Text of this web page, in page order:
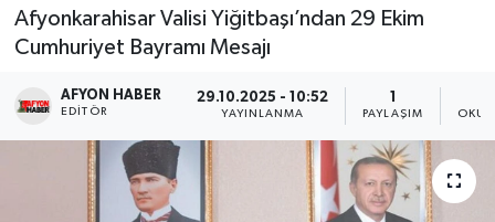
Afyonkarahisar Valisi Yiğitbaşı’ndan 29 Ekim
Cumhuriyet Bayramı Mesajı
AFYON HABER
EDITÖR
29.10.2025 - 10:52
YAYINLANMA PAYLAŞIM
Sivil Toplum
Ekonomi
Magazin
Etkinlikler